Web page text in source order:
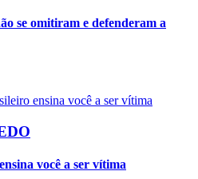
se omitiram e defenderam a
você a ser vítima